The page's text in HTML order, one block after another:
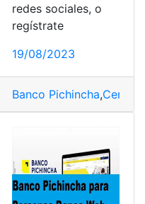
Etafashion,opciones
redes sociales, o
regístrate
19/08/2023
Banco Pichincha,